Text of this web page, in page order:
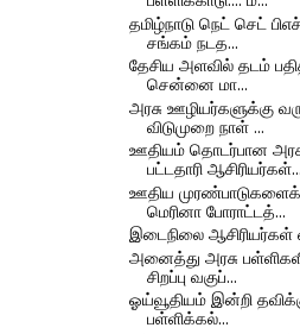
தமிழ்நாடு நெட் செட்
சங்கம் நடத...
தேசிய அளவில் தடம்
சென்னை மா...
அரசு ஊழியர்களுக்கு
விடுமுறை நாள் ...
ஊதியம் தொடர்பான
பட்டதாரி ஆசிரியர்கள்...
ஊதிய
மெரினா போராட்டத்...
இடைநிலை ஆசிரியர்கள்
அனைத்து அரசு
சிறப்பு வகுப்...
ஓய்வூதியம் இன்றி
பள்ளிக்கல்...